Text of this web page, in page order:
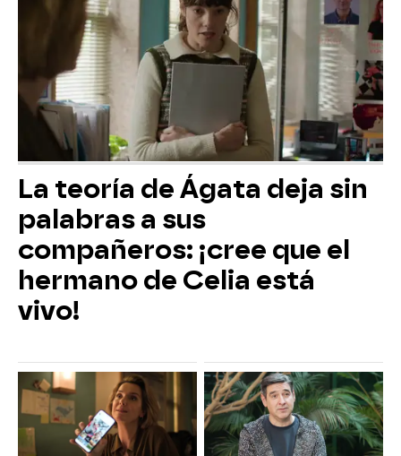
La teoría de Ágata deja sin
palabras a sus
compañeros: ¡cree que el
hermano de Celia está
vivo!